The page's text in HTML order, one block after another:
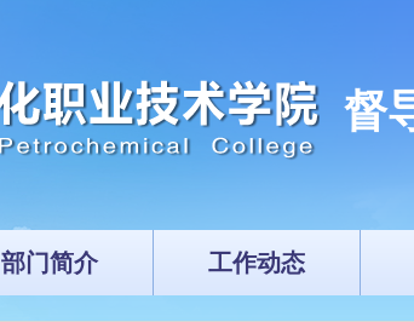
督
部门简介 工作动态